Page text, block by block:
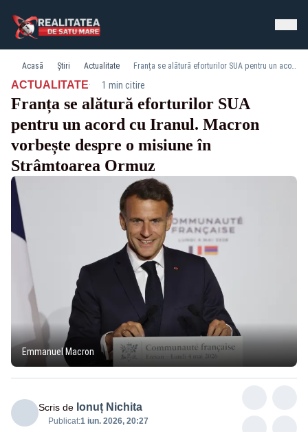
Acasă Știri Actualitate Franța se alătură eforturilor SUA pentru un acord cu Iranul. Macron vorbește despre o misiune în Strâmtoarea Ormuz
ACTUALITATE· 1 min citire
Franța se alătură eforturilor SUA
pentru un acord cu Iranul. Macron
vorbește despre o misiune în
Strâmtoarea Ormuz
Emmanuel Macron
Scris de Ionuț Nichita
Publicat:1 iun. 2026, 20:27